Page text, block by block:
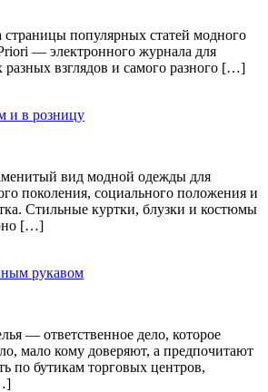
страницы популярных статей модного
— электронного журнала для
взглядов и самого разного […]
и в розницу
вид модной одежды для
поколения, социального положения и
Стильные куртки, блузки и костюмы
[…]
рукавом
— ответственное дело, которое
мало кому доверяют, а предпочитают
по бутикам торговых центров,